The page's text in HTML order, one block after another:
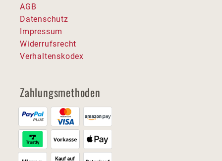
AGB
Datenschutz
Impressum
Widerrufsrecht
Verhaltenskodex
Zahlungsmethoden